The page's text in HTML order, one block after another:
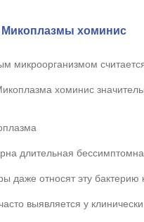
Микоплазмы хоминис
микроорганизмом
хоминис
длительная
даже относят эту бактерию
выявляется у